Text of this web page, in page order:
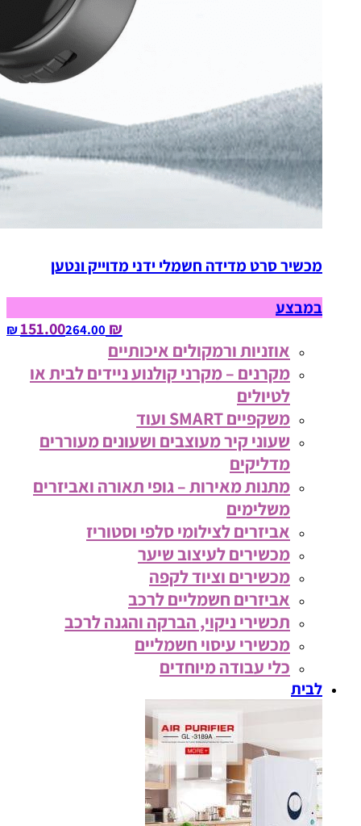
מכשיר סרט מדידה חשמלי ידני מדוייק ונטען
במבצע
₪ 151.00
264.00‏ ₪
אוזניות ורמקולים איכותיים
מקרנים – מקרני קולנוע ניידים לבית או
לטיולים
משקפיים SMART ועוד
שעוני קיר מעוצבים ושעונים מעוררים
מדליקים
מתנות מאירות – גופי תאורה ואביזרים
משלימים
אביזרים לצילומי סלפי וסטוריז
מכשירים לעיצוב שיער
מכשירים וציוד לקפה
אביזרים חשמליים לרכב
תכשירי ניקוי, הברקה והגנה לרכב
מכשירי עיסוי חשמליים
כלי עבודה מיוחדים
לבית